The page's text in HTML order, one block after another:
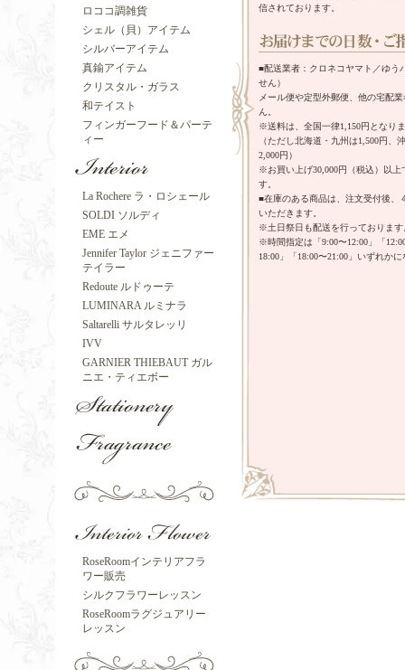
ロココ調雑貨
シェル（貝）アイテム
シルバーアイテム
真鍮アイテム
クリスタル・ガラス
和テイスト
フィンガーフード＆パーテ
ィー
La Rochere ラ・ロシェール
SOLDI ソルディ
EME エメ
Jennifer Taylor ジェニファー
テイラー
Redoute ルドゥーテ
LUMINARA ルミナラ
Saltarelli サルタレッリ
IVV
GARNIER THIEBAUT ガル
ニエ・ティエボー
RoseRoomインテリアフラ
ワー販売
シルクフラワーレッスン
RoseRoomラグジュアリー
レッスン
信されております。
■配送業者：クロネコヤマト／ゆう
せん）
メール便や定型外郵便、他の宅配
ん。
※送料は、全国一律1,150円となり
（ただし北海道・九州は1,500円、
2,000円）
※お買い上げ30,000円（税込）以上
す。
■在庫のある商品は、注文受付後、
いただきます。
※土日祭日も配送を行っております
※時間指定は「9:00〜12:00」「
18:00」「18:00〜21:00」いずれか